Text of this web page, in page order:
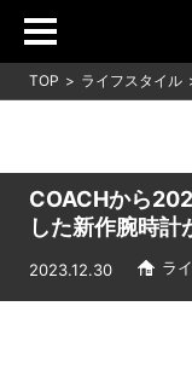
TOP ライフスタイル
COACHから
した新作腕時計
2023.12.30 ラ